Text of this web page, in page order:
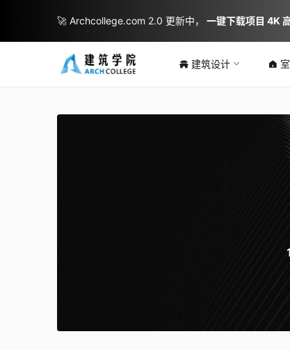
建筑设计
🚀 Archcollege.com 2.0 更新中， 一键下载项目 4K